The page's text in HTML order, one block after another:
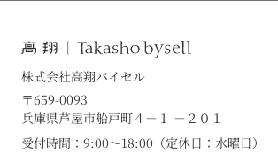
株式会社高翔バイセル
〒659-0093
兵庫県芦屋市船戸町４－１ －２０１
受付時間：9:00～18:00（定休日：水曜日）